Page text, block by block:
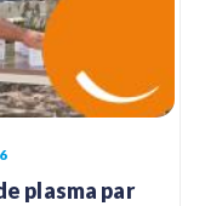
plasma par